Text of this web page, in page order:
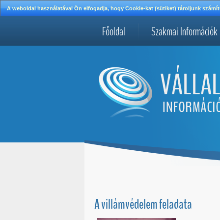
A weboldal használatával Ön elfogadja, hogy Cookie-kat (sütiket) tároljunk
Főoldal Szakmai Információk
A villámvédelem feladata